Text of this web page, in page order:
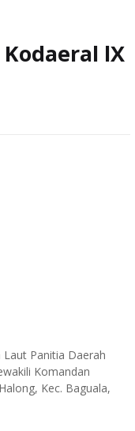
lX
Laut Panitia Daerah
Komandan
Kec. Baguala,